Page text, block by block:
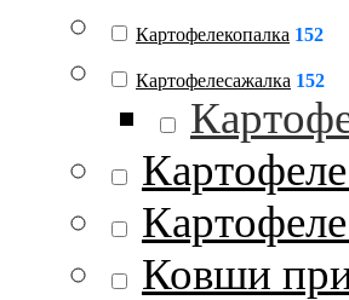
Картофелекопалка 152
Картофелесажалка 152
Ковши